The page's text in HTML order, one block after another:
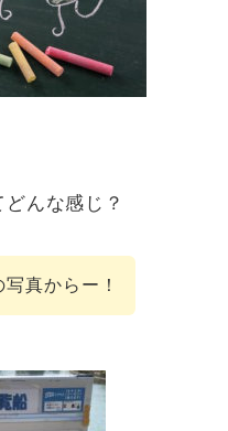
んな感じ？
真からー！